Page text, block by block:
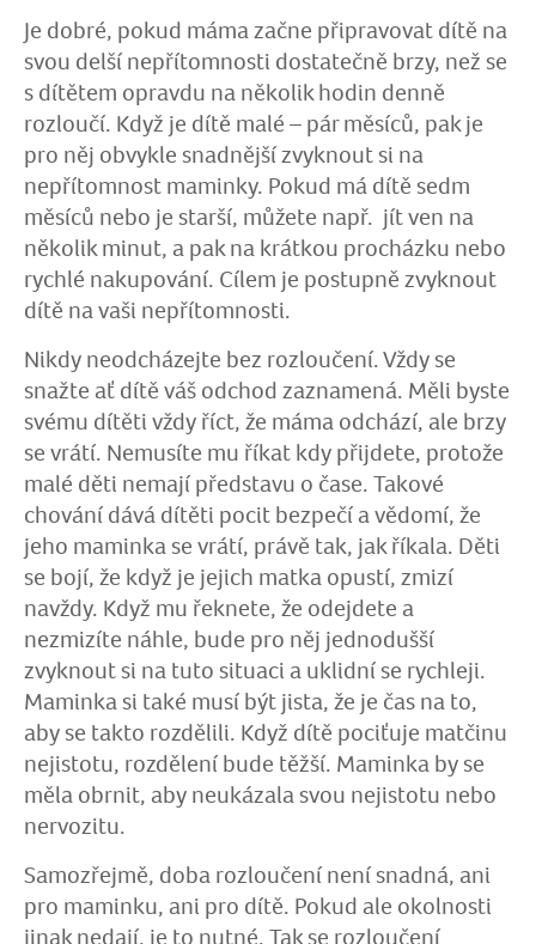
Je dobré, pokud máma začne připravovat dítě na
svou delší nepřítomnosti dostatečně brzy, než se
s dítětem opravdu na několik hodin denně
rozloučí. Když je dítě malé – pár měsíců, pak je
pro něj obvykle snadnější zvyknout si na
nepřítomnost maminky. Pokud má dítě sedm
měsíců nebo je starší, můžete např. jít ven na
několik minut, a pak na krátkou procházku nebo
rychlé nakupování. Cílem je postupně zvyknout
dítě na vaši nepřítomnosti.
Nikdy neodcházejte bez rozloučení. Vždy se
snažte ať dítě váš odchod zaznamená. Měli byste
svému dítěti vždy říct, že máma odchází, ale brzy
se vrátí. Nemusíte mu říkat kdy přijdete, protože
malé děti nemají představu o čase. Takové
chování dává dítěti pocit bezpečí a vědomí, že
jeho maminka se vrátí, právě tak, jak říkala. Děti
se bojí, že když je jejich matka opustí, zmizí
navždy. Když mu řeknete, že odejdete a
nezmizíte náhle, bude pro něj jednodušší
zvyknout si na tuto situaci a uklidní se rychleji.
Maminka si také musí být jista, že je čas na to,
aby se takto rozdělili. Když dítě pociťuje matčinu
nejistotu, rozdělení bude těžší. Maminka by se
měla obrnit, aby neukázala svou nejistotu nebo
nervozitu.
Samozřejmě, doba rozloučení není snadná, ani
pro maminku, ani pro dítě. Pokud ale okolnosti